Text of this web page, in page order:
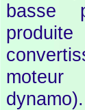
basse
dynamo).